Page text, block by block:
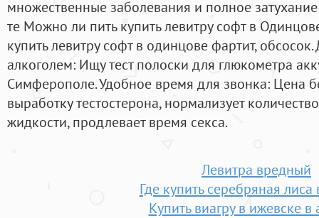
множественные заболевания и полное
те Можно ли пить купить левитру софт в
купить левитру софт в одинцове фартит,
алкоголем: Ищу тест полоски для глюкометра
Симферополе. Удобное время для звонка: Цена
выработку тестостерона, нормализует
жидкости, продлевает время секса.
Левитра вредный
Где купить серебряная
Купить виагру в ижевске в